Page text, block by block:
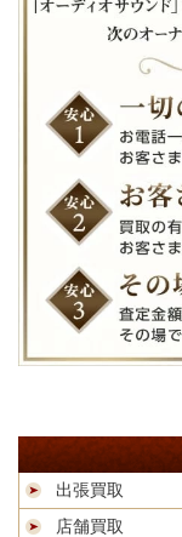
出張買取
店舗買取